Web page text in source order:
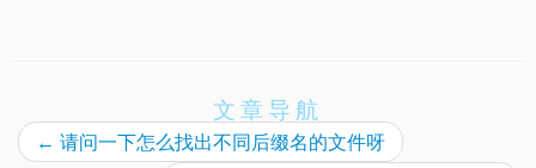
文章导航
← 请问一下怎么找出不同后缀名的文件呀